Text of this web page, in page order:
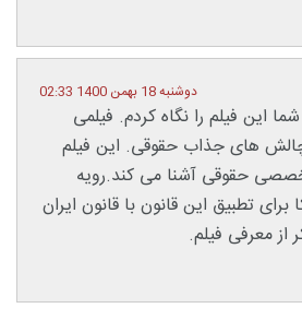
دوشنبه 18 بهمن 1400 02:33
این فیلم را نگاه کردم. فیلمی
های جذاب حقوقی. این فیلم
حقوقی آشنا می کند.رویه
برای تطبیق این قانون با قانون ایران
از معرفی فیلم.